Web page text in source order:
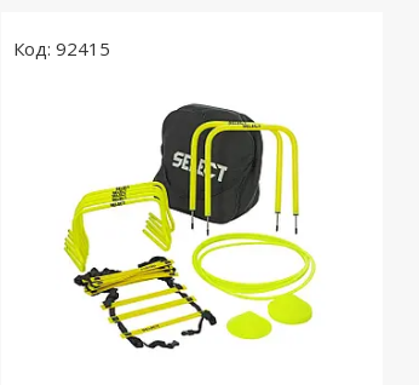
92415